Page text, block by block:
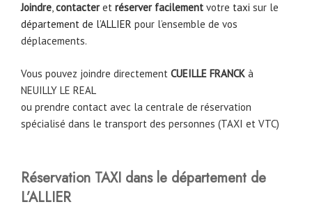
Joindre,contacteret réserver facilement votre taxi sur le
département de l’ALLIER pour l’ensemble de vos
déplacements.
Vous pouvez joindre directement CUEILLE FRANCK à
NEUILLY LE REAL
ou prendre contact avec la centrale de réservation
spécialisé dans le transport des personnes (TAXI et VTC)
Réservation TAXI dans le département de
L’ALLIER